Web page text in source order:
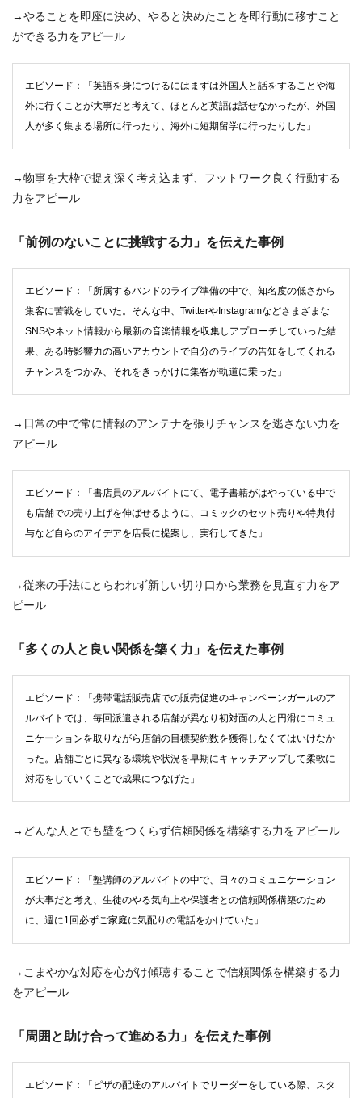
→やることを即座に決め、やると決めたことを即行動に移すこと
ができる力をアピール
エピソード：「英語を身につけるにはまずは外国人と話をすることや海
外に行くことが大事だと考えて、ほとんど英語は話せなかったが、外国
人が多く集まる場所に行ったり、海外に短期留学に行ったりした」
→物事を大枠で捉え深く考え込まず、フットワーク良く行動する
力をアピール
「前例のないことに挑戦する力」を伝えた事例
エピソード：「所属するバンドのライブ準備の中で、知名度の低さから
集客に苦戦をしていた。そんな中、TwitterやInstagramなどさまざまな
SNSやネット情報から最新の音楽情報を収集しアプローチしていった結
果、ある時影響力の高いアカウントで自分のライブの告知をしてくれる
チャンスをつかみ、それをきっかけに集客が軌道に乗った」
→日常の中で常に情報のアンテナを張りチャンスを逃さない力を
アピール
エピソード：「書店員のアルバイトにて、電子書籍がはやっている中で
も店舗での売り上げを伸ばせるように、コミックのセット売りや特典付
与など自らのアイデアを店長に提案し、実行してきた」
→従来の手法にとらわれず新しい切り口から業務を見直す力をア
ピール
「多くの人と良い関係を築く力」を伝えた事例
エピソード：「携帯電話販売店での販売促進のキャンペーンガールのア
ルバイトでは、毎回派遣される店舗が異なり初対面の人と円滑にコミュ
ニケーションを取りながら店舗の目標契約数を獲得しなくてはいけなか
った。店舗ごとに異なる環境や状況を早期にキャッチアップして柔軟に
対応をしていくことで成果につなげた」
→どんな人とでも壁をつくらず信頼関係を構築する力をアピール
エピソード：「塾講師のアルバイトの中で、日々のコミュニケーション
が大事だと考え、生徒のやる気向上や保護者との信頼関係構築のため
に、週に1回必ずご家庭に気配りの電話をかけていた」
→こまやかな対応を心がけ傾聴することで信頼関係を構築する力
をアピール
「周囲と助け合って進める力」を伝えた事例
エピソード：「ピザの配達のアルバイトでリーダーをしている際、スタ